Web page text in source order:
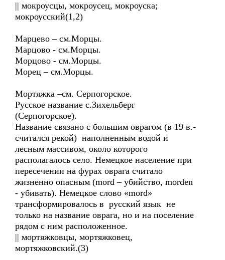
|| мокроусцы, мокроусец, мокроуска;
мокроусский(1,2)
Марцево – см.Морцы.
Марцово - см.Морцы.
Морцово - см.Морцы.
Морец – см.Морцы.
Мортяжка –см. Серпогорское.
Русское название с.Зихельберг
(Серпогорское).
Название связано с большим оврагом (в 19 в.-
считался рекой) наполненным водой и
лесным массивом, около которого
располагалось село. Немецкое население при
пересечении на фурах оврага считало
жизненно опасным (mord – убийство, morden
- убивать). Немецкое слово «mord»
трансформировалось в русский язык не
только на название оврага, но и на поселение
рядом с ним расположенное.
|| мортяжковцы, мортяжковец,
мортяжковский.(3)